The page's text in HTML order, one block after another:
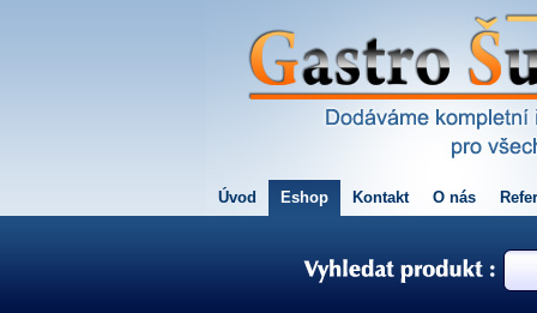
Úvod Eshop Kontakt O nás